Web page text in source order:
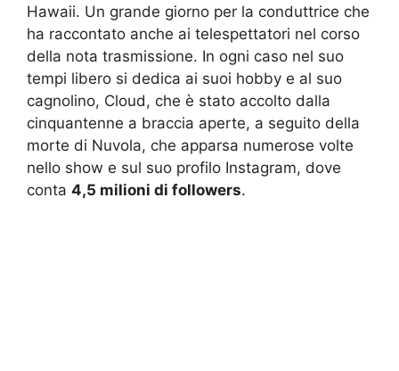
Hawaii. Un grande giorno per la conduttrice che
ha raccontato anche ai telespettatori nel corso
della nota trasmissione. In ogni caso nel suo
tempi libero si dedica ai suoi hobby e al suo
cagnolino, Cloud, che è stato accolto dalla
cinquantenne a braccia aperte, a seguito della
morte di Nuvola, che apparsa numerose volte
nello show e sul suo profilo Instagram, dove
conta 4,5 milioni di followers.